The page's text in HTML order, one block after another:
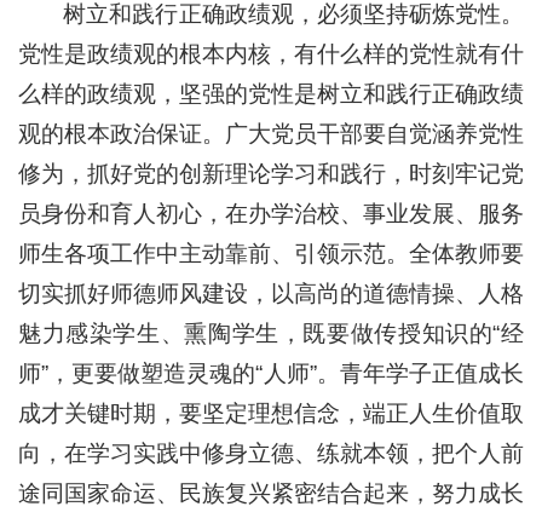
树立和践行正确政绩观，必须坚持砺炼党性。
党性是政绩观的根本内核，有什么样的党性就有什
么样的政绩观，坚强的党性是树立和践行正确政绩
观的根本政治保证。广大党员干部要自觉涵养党性
修为，抓好党的创新理论学习和践行，时刻牢记党
员身份和育人初心，在办学治校、事业发展、服务
师生各项工作中主动靠前、引领示范。全体教师要
切实抓好师德师风建设，以高尚的道德情操、人格
魅力感染学生、熏陶学生，既要做传授知识的“经
师”，更要做塑造灵魂的“人师”。青年学子正值成长
成才关键时期，要坚定理想信念，端正人生价值取
向，在学习实践中修身立德、练就本领，把个人前
途同国家命运、民族复兴紧密结合起来，努力成长